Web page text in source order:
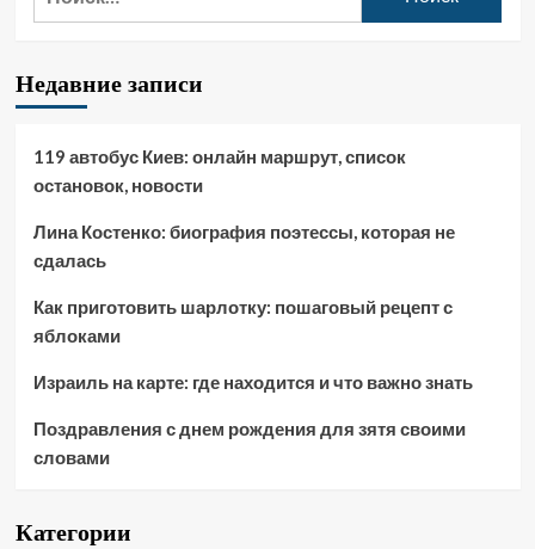
Недавние записи
119 автобус Киев: онлайн маршрут, список
остановок, новости
Лина Костенко: биография поэтессы, которая не
сдалась
Как приготовить шарлотку: пошаговый рецепт с
яблоками
Израиль на карте: где находится и что важно знать
Поздравления с днем рождения для зятя своими
словами
Категории